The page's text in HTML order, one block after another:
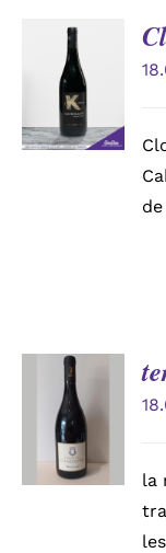
AJOUTER
AU
PANIER
/
DÉTAILS
AJOUTER
AU
PANIER
/
DÉTAILS
la